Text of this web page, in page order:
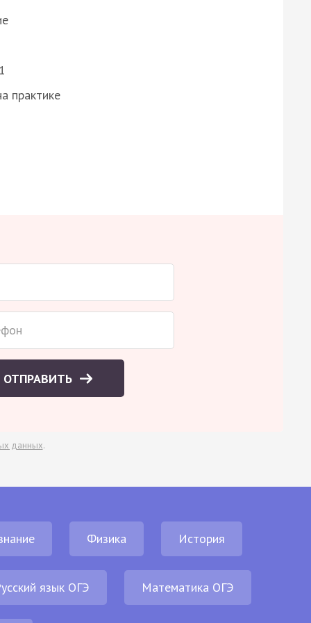
практике
ОТПРАВИТЬ
данных.
Физика История
язык ОГЭ Математика ОГЭ